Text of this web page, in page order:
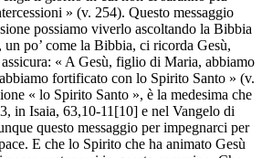
» (v. 254). Questo messaggio
possiamo viverlo ascoltando la Bibbia
po’ come la Bibbia, ci ricorda Gesù,
« A Gesù, figlio di Maria, abbiamo
fortificato con lo Spirito Santo » (v.
« lo Spirito Santo », è la medesima che
in Isaia, 63,10-11[10] e nel Vangelo di
questo messaggio per impegnarci per
E che lo Spirito che ha animato Gesù